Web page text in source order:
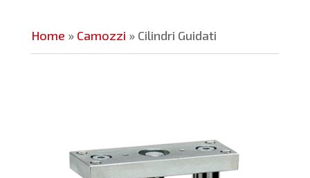
Home » Camozzi » Cilindri Guidati